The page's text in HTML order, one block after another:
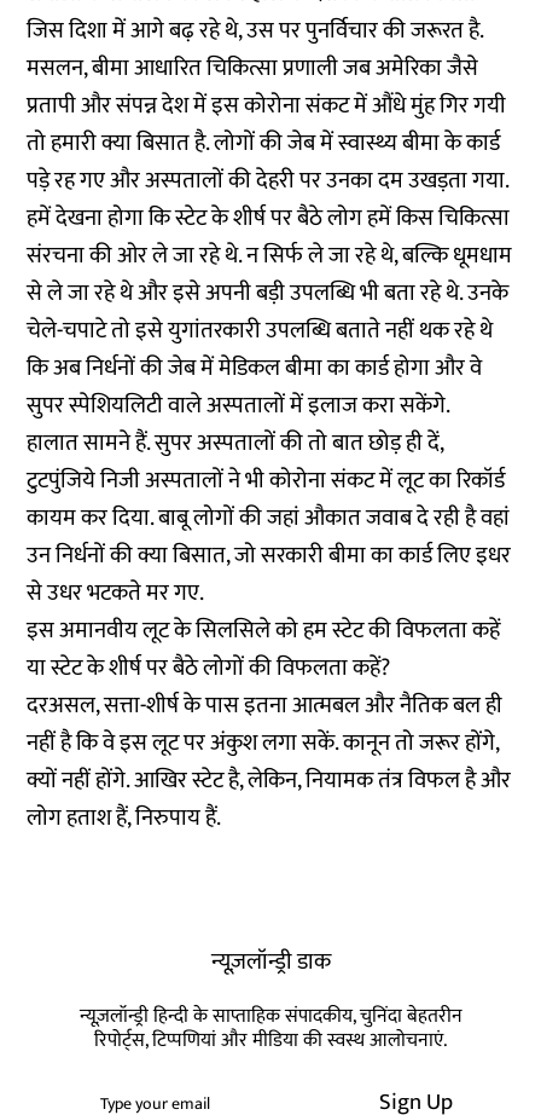
जिस दिशा में आगे बढ़ रहे थे, उस पर पुनर्विचार की जरूरत है.
मसलन, बीमा आधारित चिकित्सा प्रणाली जब अमेरिका जैसे
प्रतापी और संपन्न देश में इस कोरोना संकट में औंधे मुंह गिर गयी
तो हमारी क्या बिसात है. लोगों की जेब में स्वास्थ्य बीमा के कार्ड
पड़े रह गए और अस्पतालों की देहरी पर उनका दम उखड़ता गया.
हमें देखना होगा कि स्टेट के शीर्ष पर बैठे लोग हमें किस चिकित्सा
संरचना की ओर ले जा रहे थे. न सिर्फ ले जा रहे थे, बल्कि धूमधाम
से ले जा रहे थे और इसे अपनी बड़ी उपलब्धि भी बता रहे थे. उनके
चेले-चपाटे तो इसे युगांतरकारी उपलब्धि बताते नहीं थक रहे थे
कि अब निर्धनों की जेब में मेडिकल बीमा का कार्ड होगा और वे
सुपर स्पेशियलिटी वाले अस्पतालों में इलाज करा सकेंगे.
हालात सामने हैं. सुपर अस्पतालों की तो बात छोड़ ही दें,
टुटपुंजिये निजी अस्पतालों ने भी कोरोना संकट में लूट का रिकॉर्ड
कायम कर दिया. बाबू लोगों की जहां औकात जवाब दे रही है वहां
उन निर्धनों की क्या बिसात, जो सरकारी बीमा का कार्ड लिए इधर
से उधर भटकते मर गए.
इस अमानवीय लूट के सिलसिले को हम स्टेट की विफलता कहें
या स्टेट के शीर्ष पर बैठे लोगों की विफलता कहें?
दरअसल, सत्ता-शीर्ष के पास इतना आत्मबल और नैतिक बल ही
नहीं है कि वे इस लूट पर अंकुश लगा सकें. कानून तो जरूर होंगे,
क्यों नहीं होंगे. आखिर स्टेट है, लेकिन, नियामक तंत्र विफल है और
लोग हताश हैं, निरुपाय हैं.
न्यूज़लॉन्ड्री डाक
न्यूज़लॉन्ड्री हिन्दी के साप्ताहिक संपादकीय, चुनिंदा बेहतरीन
रिपोर्ट्स, टिप्पणियां और मीडिया की स्वस्थ आलोचनाएं.
Sign Up